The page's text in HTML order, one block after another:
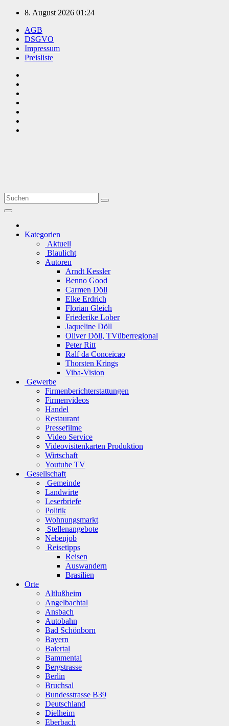
Zum
springen
8. August 2026 01:24
AGB
DSGVO
Impressum
Preisliste
Kategorien
Aktuell
Blaulicht
Autoren
Arndt Kessler
Benno Good
Carmen Döll
Elke Erdrich
Florian Gleich
Friederike Lober
Jaqueline Döll
Oliver Döll, TVüberregional
Peter Ritt
Ralf da Conceicao
Thorsten Krings
Viba-Vision
Gewerbe
Firmenberichterstattungen
Firmenvideos
Handel
Restaurant
Pressefilme
Video Service
Videovisitenkarten Produktion
Wirtschaft
Youtube TV
Gesellschaft
Gemeinde
Landwirte
Leserbriefe
Politik
Wohnungsmarkt
Stellenangebote
Nebenjob
Reisetipps
Reisen
Auswandern
Brasilien
Orte
Altlußheim
Angelbachtal
Ansbach
Autobahn
Bad Schönborn
Bayern
Baiertal
Bammental
Bergstrasse
Berlin
Bruchsal
Bundesstrasse B39
Deutschland
Dielheim
Eberbach